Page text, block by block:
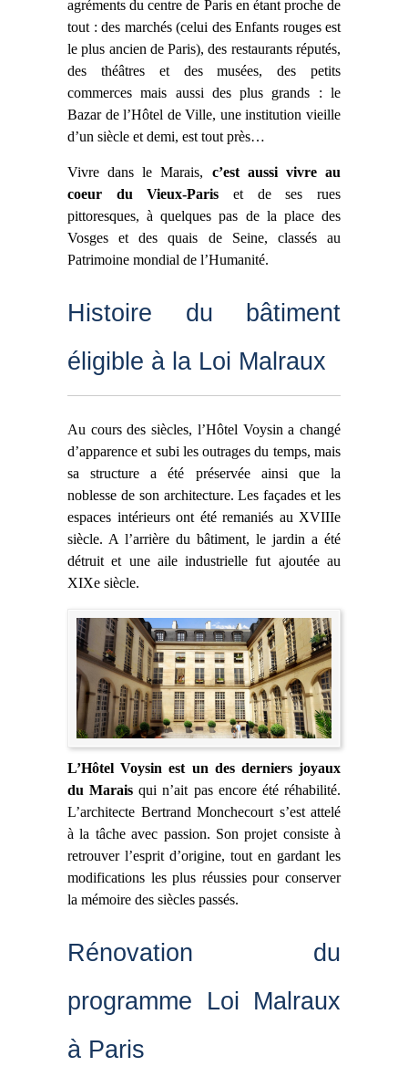
agréments du centre de Paris en étant proche de
tout : des marchés (celui des Enfants rouges est
le plus ancien de Paris), des restaurants réputés,
des théâtres et des musées, des petits
commerces mais aussi des plus grands : le
Bazar de l’Hôtel de Ville, une institution vieille
d’un siècle et demi, est tout près…
Vivre dans le Marais, c’est aussi vivre au
coeur du Vieux-Paris et de ses rues
pittoresques, à quelques pas de la place des
Vosges et des quais de Seine, classés au
Patrimoine mondial de l’Humanité.
Histoire du bâtiment
éligible à la Loi Malraux
Au cours des siècles, l’Hôtel Voysin a changé
d’apparence et subi les outrages du temps, mais
sa structure a été préservée ainsi que la
noblesse de son architecture. Les façades et les
espaces intérieurs ont été remaniés au XVIIIe
siècle. A l’arrière du bâtiment, le jardin a été
détruit et une aile industrielle fut ajoutée au
XIXe siècle.
L’Hôtel Voysin est un des derniers joyaux
du Marais qui n’ait pas encore été réhabilité.
L’architecte Bertrand Monchecourt s’est attelé
à la tâche avec passion. Son projet consiste à
retrouver l’esprit d’origine, tout en gardant les
modifications les plus réussies pour conserver
la mémoire des siècles passés.
Rénovation du
programme Loi Malraux
à Paris